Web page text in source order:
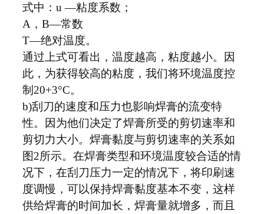
式中：u —粘度系数；
A，B—常数
T—绝对温度。
通过上式可看出，温度越高，粘度越小。因
此，为获得较高的粘度，我们将环境温度控
制20+3°C。
b)刮刀的速度和压力也影响焊膏的流变特
性。因为他们决定了焊膏所受的剪切速率和
剪切力大小。焊膏黏度与剪切速率的关系如
图2所示。在焊膏类型和环境温度较合适的情
况下，在刮刀压力一定的情况下，将印刷速
度调慢，可以保持焊膏黏度基本不变，这样
供给焊膏的时间加长，焊膏量就增多，而且